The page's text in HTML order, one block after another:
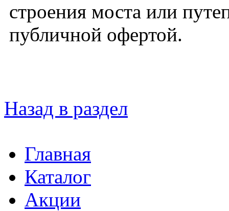
строения моста или
публичной офертой.
Назад в раздел
Главная
Каталог
Акции